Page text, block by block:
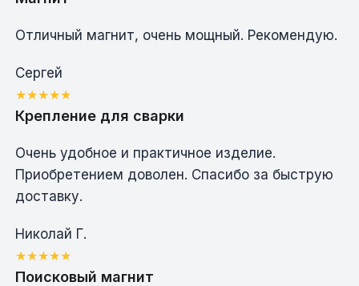
Отличный магнит, очень мощный. Рекомендую.
Сергей
Крепление для сварки
Очень удобное и практичное изделие.
Приобретением доволен. Спасибо за быструю
доставку.
Николай Г.
Поисковый магнит